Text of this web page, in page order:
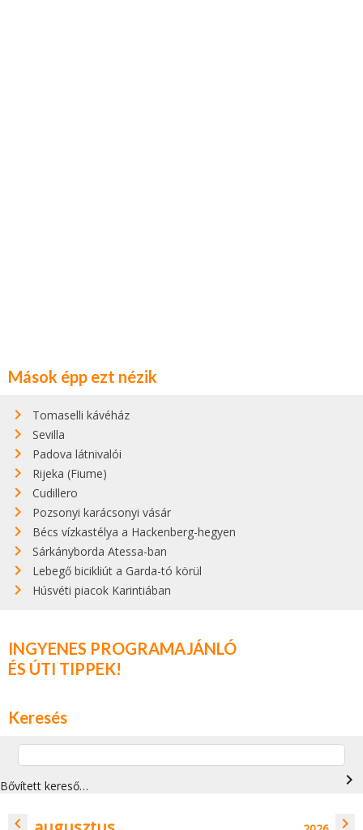
Mások épp ezt nézik
Tomaselli kávéház
Sevilla
Padova látnivalói
Rijeka (Fiume)
Cudillero
Pozsonyi karácsonyi vásár
Bécs vízkastélya a Hackenberg-hegyen
Sárkányborda Atessa-ban
Lebegő bicikliút a Garda-tó körül
Húsvéti piacok Karintiában
INGYENES PROGRAMAJÁNLÓ
ÉS ÚTI TIPPEK!
Keresés
Bővített kereső… navigate_next
navigate_before navigate_next